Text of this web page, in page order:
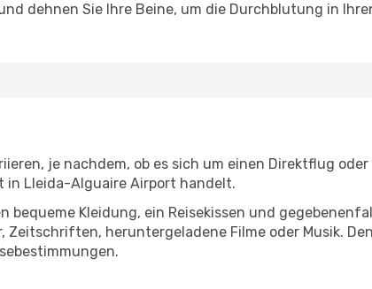
dehnen Sie Ihre Beine, um die Durchblutung in
je nachdem, ob es sich um einen Direktflug oder
in Lleida-Alguaire Airport handelt.
Kleidung, ein Reisekissen und
heruntergeladene Filme oder Musik.